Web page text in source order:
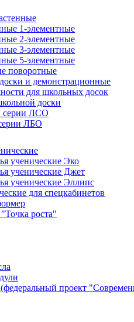
1-элементные
2-элементные
3-элементные
5-элементные
поворотные
и демонстрационные
для школьных досок
доски
серии ЛСО
ЛБО
ученические Эко
ученические Джет
ученические Эллипс
для спецкабинетов
роста"
проект